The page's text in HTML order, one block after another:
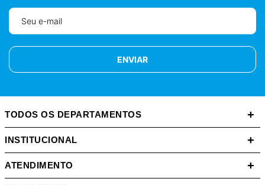
ENVIAR
TODOS OS DEPARTAMENTOS +
INSTITUCIONAL +
ATENDIMENTO +